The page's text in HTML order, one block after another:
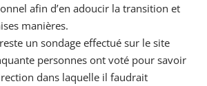
afin d’en adoucir la transition et
manières.
un sondage effectué sur le site
personnes ont voté pour savoir
dans laquelle il faudrait